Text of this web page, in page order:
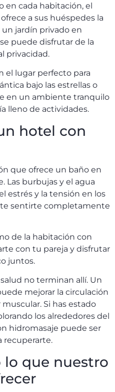
en cada habitación, el
a sus huéspedes la
jardín privado en
puede disfrutar de la
privacidad.
el lugar perfecto para
bajo las estrellas o
en un ambiente tranquilo
lleno de actividades.
hotel con
que ofrece un baño en
Las burbujas y el agua
estrés y la tensión en los
sentirte completamente
de la habitación con
con tu pareja y disfrutar
juntos.
no terminan allí. Un
mejorar la circulación
Si has estado
los alrededores del
hidromasaje puede ser
recuperarte.
lo que nuestro